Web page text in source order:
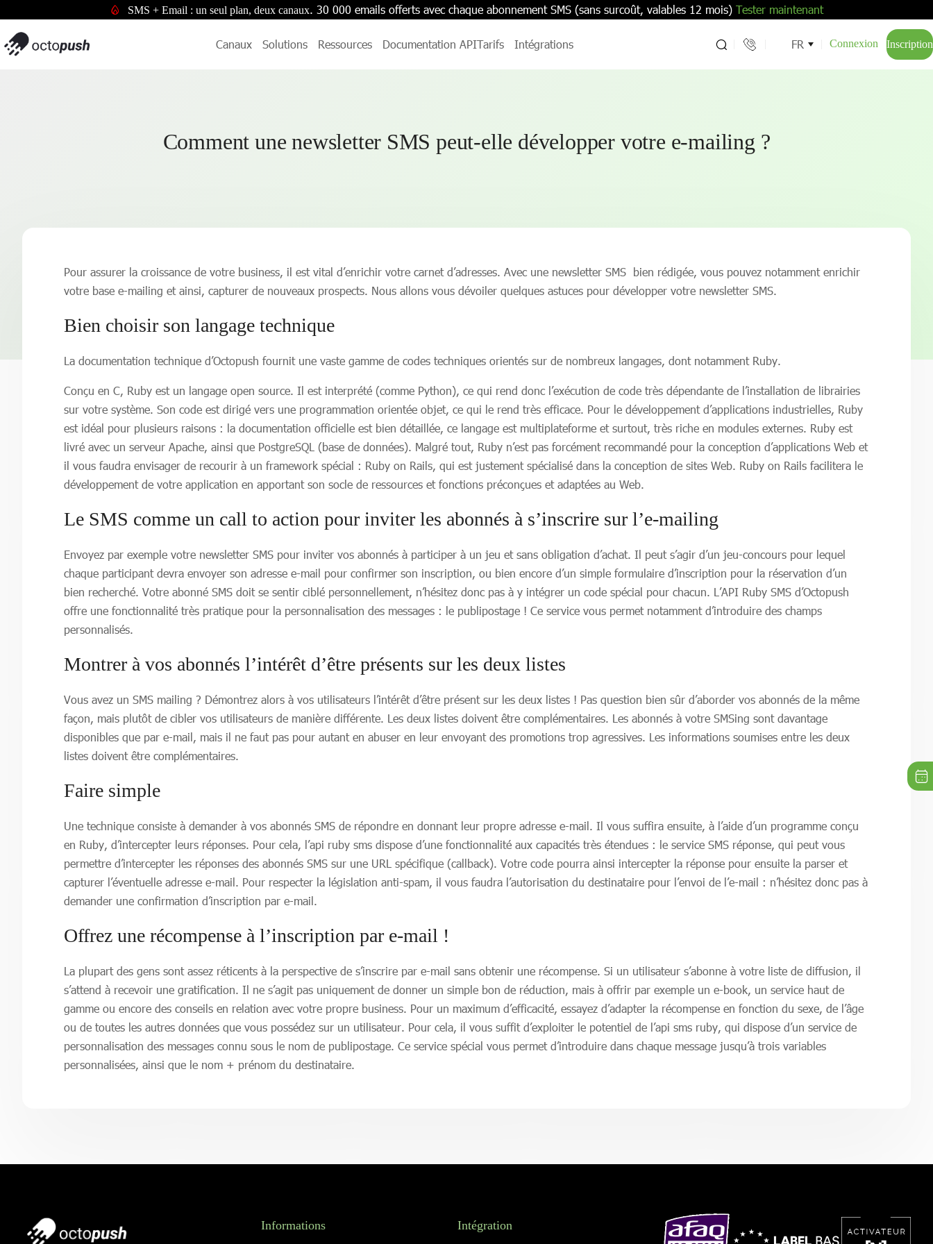
SMS + Email : un seul plan, deux canaux. 30 000 emails offerts avec chaque abonnement SMS (sans surcoût, valables 12 mois) Tester maintenant
Canaux Solutions Ressources Documentation APITarifs Intégrations FR Connexion Inscription
Comment une newsletter SMS peut-elle développer votre e-mailing ?
Pour assurer la croissance de votre business, il est vital d’enrichir votre carnet d’adresses. Avec une newsletter SMS bien rédigée, vous pouvez notamment enrichir
votre base e-mailing et ainsi, capturer de nouveaux prospects. Nous allons vous dévoiler quelques astuces pour développer votre newsletter SMS.
Bien choisir son langage technique
La documentation technique d’Octopush fournit une vaste gamme de codes techniques orientés sur de nombreux langages, dont notamment Ruby.
Conçu en C, Ruby est un langage open source. Il est interprété (comme Python), ce qui rend donc l’exécution de code très dépendante de l’installation de librairies
sur votre système. Son code est dirigé vers une programmation orientée objet, ce qui le rend très efficace. Pour le développement d’applications industrielles, Ruby
est idéal pour plusieurs raisons : la documentation officielle est bien détaillée, ce langage est multiplateforme et surtout, très riche en modules externes. Ruby est
livré avec un serveur Apache, ainsi que PostgreSQL (base de données). Malgré tout, Ruby n’est pas forcément recommandé pour la conception d’applications Web et
il vous faudra envisager de recourir à un framework spécial : Ruby on Rails, qui est justement spécialisé dans la conception de sites Web. Ruby on Rails facilitera le
développement de votre application en apportant son socle de ressources et fonctions préconçues et adaptées au Web.
Le SMS comme un call to action pour inviter les abonnés à s’inscrire sur l’e-mailing
Envoyez par exemple votre newsletter SMS pour inviter vos abonnés à participer à un jeu et sans obligation d’achat. Il peut s’agir d’un jeu-concours pour lequel
chaque participant devra envoyer son adresse e-mail pour confirmer son inscription, ou bien encore d’un simple formulaire d’inscription pour la réservation d’un
bien recherché. Votre abonné SMS doit se sentir ciblé personnellement, n’hésitez donc pas à y intégrer un code spécial pour chacun. L’API Ruby SMS d’Octopush
offre une fonctionnalité très pratique pour la personnalisation des messages : le publipostage ! Ce service vous permet notamment d’introduire des champs
personnalisés.
Montrer à vos abonnés l’intérêt d’être présents sur les deux listes
Vous avez un SMS mailing ? Démontrez alors à vos utilisateurs l’intérêt d’être présent sur les deux listes ! Pas question bien sûr d’aborder vos abonnés de la même
façon, mais plutôt de cibler vos utilisateurs de manière différente. Les deux listes doivent être complémentaires. Les abonnés à votre SMSing sont davantage
disponibles que par e-mail, mais il ne faut pas pour autant en abuser en leur envoyant des promotions trop agressives. Les informations soumises entre les deux
listes doivent être complémentaires.
Faire simple
Une technique consiste à demander à vos abonnés SMS de répondre en donnant leur propre adresse e-mail. Il vous suffira ensuite, à l’aide d’un programme conçu
en Ruby, d’intercepter leurs réponses. Pour cela, l’api ruby sms dispose d’une fonctionnalité aux capacités très étendues : le service SMS réponse, qui peut vous
permettre d’intercepter les réponses des abonnés SMS sur une URL spécifique (callback). Votre code pourra ainsi intercepter la réponse pour ensuite la parser et
capturer l’éventuelle adresse e-mail. Pour respecter la législation anti-spam, il vous faudra l’autorisation du destinataire pour l’envoi de l’e-mail : n’hésitez donc pas à
demander une confirmation d’inscription par e-mail.
Offrez une récompense à l’inscription par e-mail !
La plupart des gens sont assez réticents à la perspective de s’inscrire par e-mail sans obtenir une récompense. Si un utilisateur s’abonne à votre liste de diffusion, il
s’attend à recevoir une gratification. Il ne s’agit pas uniquement de donner un simple bon de réduction, mais à offrir par exemple un e-book, un service haut de
gamme ou encore des conseils en relation avec votre propre business. Pour un maximum d’efficacité, essayez d’adapter la récompense en fonction du sexe, de l’âge
ou de toutes les autres données que vous possédez sur un utilisateur. Pour cela, il vous suffit d’exploiter le potentiel de l’api sms ruby, qui dispose d’un service de
personnalisation des messages connu sous le nom de publipostage. Ce service spécial vous permet d’introduire dans chaque message jusqu’à trois variables
personnalisées, ainsi que le nom + prénom du destinataire.
Informations Intégration